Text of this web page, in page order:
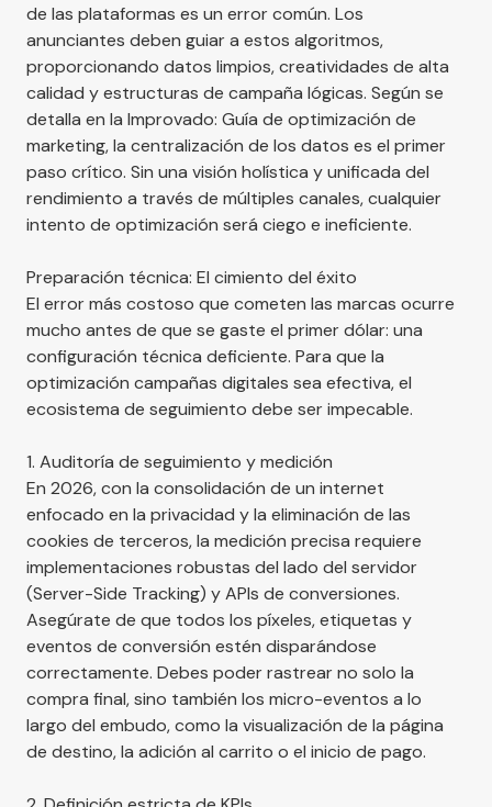
de las plataformas es un error común. Los
anunciantes deben guiar a estos algoritmos,
proporcionando datos limpios, creatividades de alta
calidad y estructuras de campaña lógicas. Según se
detalla en la Improvado: Guía de optimización de
marketing, la centralización de los datos es el primer
paso crítico. Sin una visión holística y unificada del
rendimiento a través de múltiples canales, cualquier
intento de optimización será ciego e ineficiente.
Preparación técnica: El cimiento del éxito
El error más costoso que cometen las marcas ocurre
mucho antes de que se gaste el primer dólar: una
configuración técnica deficiente. Para que la
optimización campañas digitales sea efectiva, el
ecosistema de seguimiento debe ser impecable.
1. Auditoría de seguimiento y medición
En 2026, con la consolidación de un internet
enfocado en la privacidad y la eliminación de las
cookies de terceros, la medición precisa requiere
implementaciones robustas del lado del servidor
(Server-Side Tracking) y APIs de conversiones.
Asegúrate de que todos los píxeles, etiquetas y
eventos de conversión estén disparándose
correctamente. Debes poder rastrear no solo la
compra final, sino también los micro-eventos a lo
largo del embudo, como la visualización de la página
de destino, la adición al carrito o el inicio de pago.